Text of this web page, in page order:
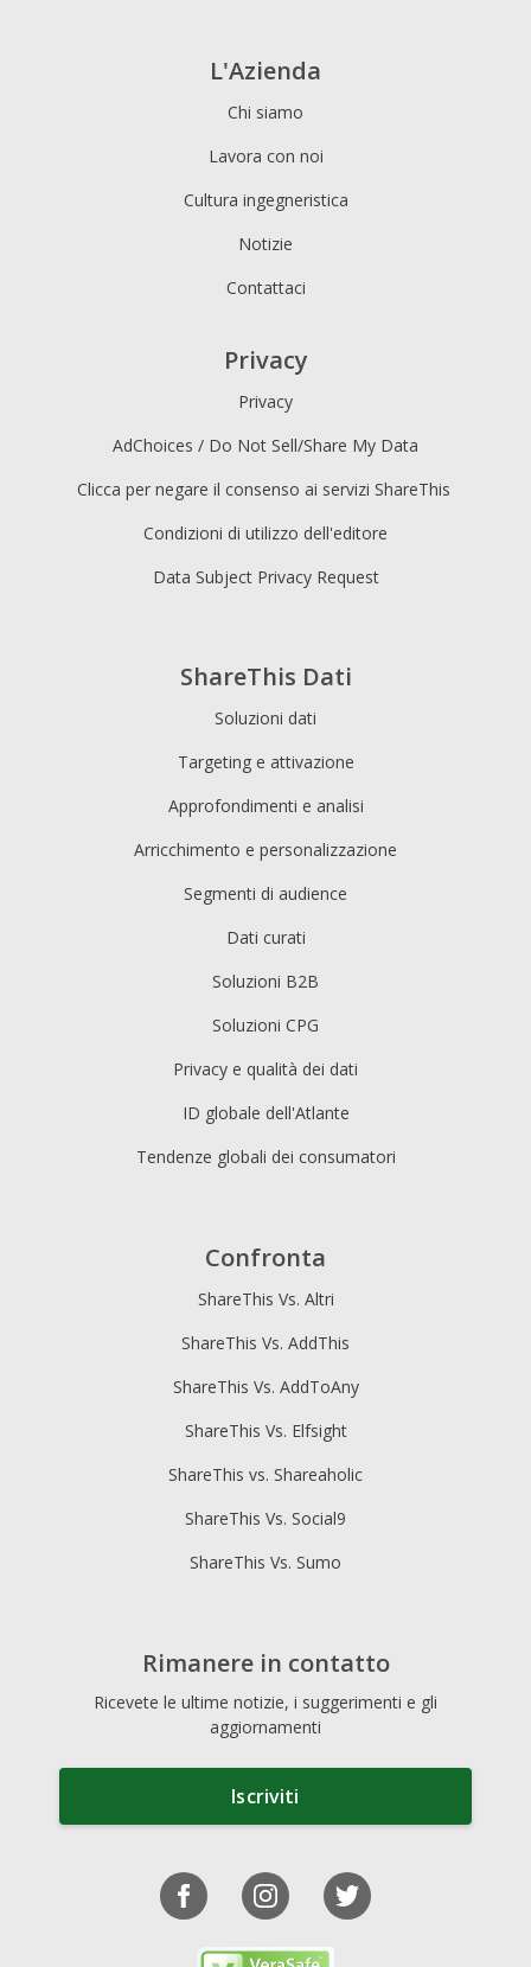
ShareThis Dati
Soluzioni dati
Targeting e attivazione
Approfondimenti e analisi
Arricchimento e personalizzazione
Segmenti di audience
Dati curati
Soluzioni B2B
Soluzioni CPG
Privacy e qualità dei dati
ID globale dell'Atlante
Tendenze globali dei consumatori
L'Azienda
Chi siamo
Lavora con noi
Cultura ingegneristica
Notizie
Contattaci
Privacy
Privacy
AdChoices / Do Not Sell/Share My Data
Clicca per negare il consenso ai servizi ShareThis
Condizioni di utilizzo dell'editore
Data Subject Privacy Request
Confronta
ShareThis Vs. Altri
ShareThis Vs. AddThis
ShareThis Vs. AddToAny
ShareThis Vs. Elfsight
ShareThis vs. Shareaholic
ShareThis Vs. Social9
ShareThis Vs. Sumo
Rimanere in contatto
Ricevete le ultime notizie, i suggerimenti e gli
aggiornamenti
Iscriviti